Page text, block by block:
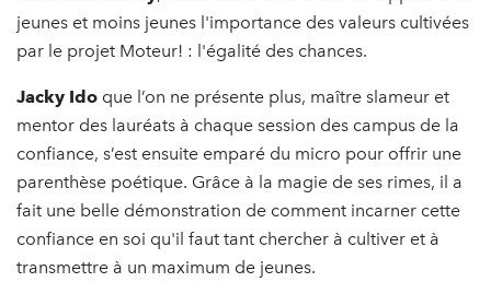
jeunes et moins jeunes l'importance des valeurs cultivées
par le projet Moteur! : l'égalité des chances.
Jacky Ido que l’on ne présente plus, maître slameur et
mentor des lauréats à chaque session des campus de la
confiance, s’est ensuite emparé du micro pour offrir une
parenthèse poétique. Grâce à la magie de ses rimes, il a
fait une belle démonstration de comment incarner cette
confiance en soi qu'il faut tant chercher à cultiver et à
transmettre à un maximum de jeunes.